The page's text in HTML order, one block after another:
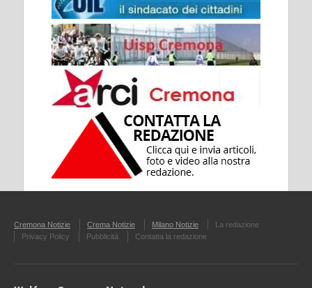
Cremona Notizie Crema Notizie Milano Notizie
La redazione
Privacy Policy
Pubblicità Contatta la redazione